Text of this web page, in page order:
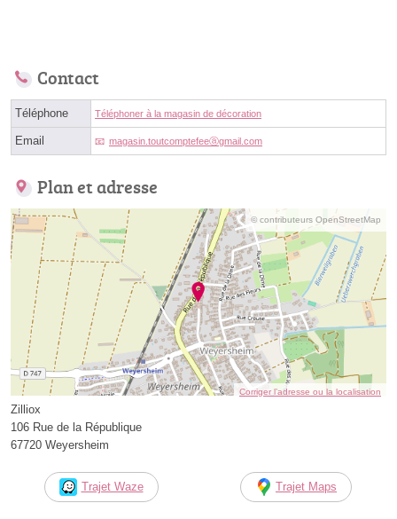
Contact
Téléphone Téléphoner à la magasin de décoration
Email magasin.toutcomptefeeⓐgmail.com
Plan et adresse
© contributeurs OpenStreetMap
Corriger l’adresse ou la localisation
Zilliox
106 Rue de la République
67720 Weyersheim
Trajet Waze Trajet Maps